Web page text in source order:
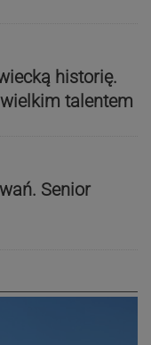
historię.
talentem
Senior